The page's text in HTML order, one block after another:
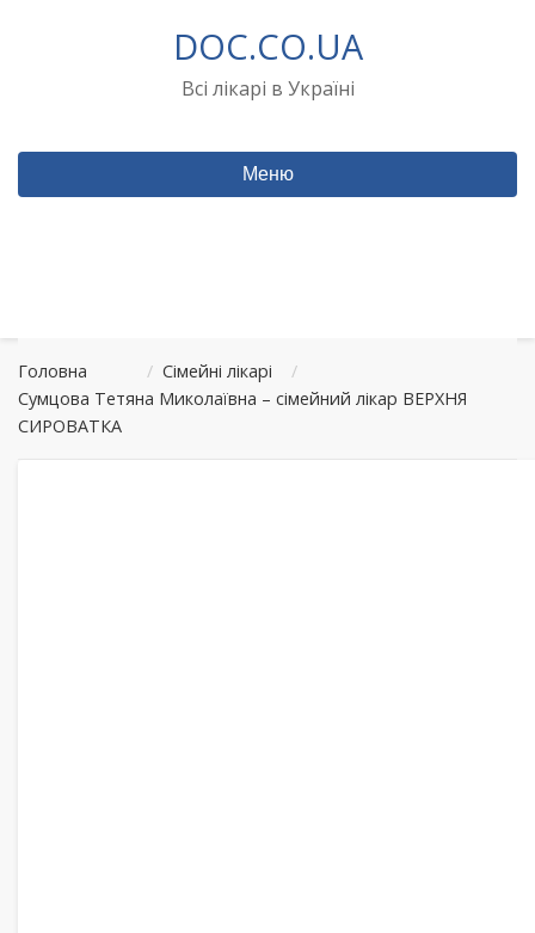
DOC.CO.UA
Всі лікарі в Україні
Меню
Головна / Сімейні лікарі
/
Сумцова Тетяна Миколаївна – сімейний лікар ВЕРХНЯ
СИРОВАТКА